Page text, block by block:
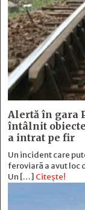
Alertă în gara
întâlnit
a intrat pe fir
Un incident care
feroviară a avut loc
Un […] Citește!